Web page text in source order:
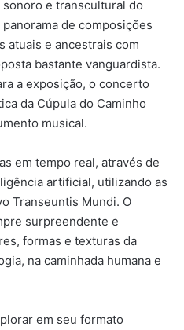
e transcultural do
de composições
atuais e ancestrais com
bastante vanguardista.
a exposição, o concerto
da Cúpula do Caminho
musical.
em tempo real, através de
artificial, utilizando as
Transeuntis Mundi. O
surpreendente e
formas e texturas da
na caminhada humana e
em seu formato